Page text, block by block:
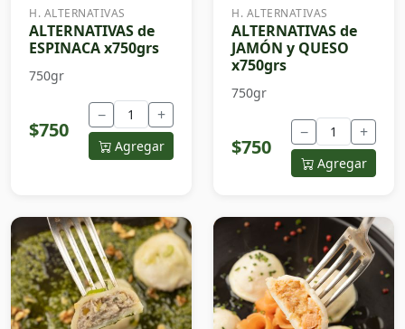
H. ALTERNATIVAS
ALTERNATIVAS de
ESPINACA x750grs
750gr
$750
− +
Agregar
H. ALTERNATIVAS
ALTERNATIVAS de
JAMÓN y QUESO
x750grs
750gr
$750
− +
Agregar